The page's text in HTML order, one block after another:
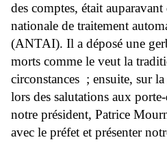
des comptes, était
nationale de traitement
(ANTAI). Il a déposé une
morts comme le veut la
circonstances ; ensuite, sur
lors des salutations aux
notre président, Patrice
avec le préfet et présenter